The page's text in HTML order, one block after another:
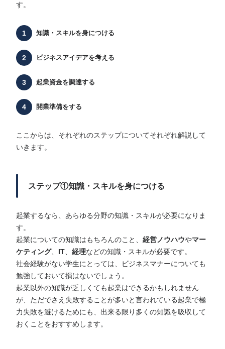
す。
知識・スキルを身につける
ビジネスアイデアを考える
起業資金を調達する
開業準備をする
ここからは、それぞれのステップについてそれぞれ解説して
いきます。
ステップ①知識・スキルを身につける
起業するなら、あらゆる分野の知識・スキルが必要になりま
す。
起業についての知識はもちろんのこと、 経営ノウハウやマー
ケティング、 IT 経理などの知識・スキルが必要です。
社会経験がない学生にとっては、ビジネスマナーについても
勉強しておいて損はないでしょう。
起業以外の知識が乏しくても起業はできるかもしれません
が、ただでさえ失敗することが多いと言われている起業で極
力失敗を避けるためにも、出来る限り多くの知識を吸収して
おくことをおすすめします。